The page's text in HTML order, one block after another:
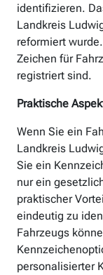
identifizieren.
Landkreis
reformiert
Zeichen für
registriert sind.
Praktische
Wenn Sie ein
Landkreis
Sie ein
nur ein
praktischer
eindeutig zu
Fahrzeugs
personalisierter